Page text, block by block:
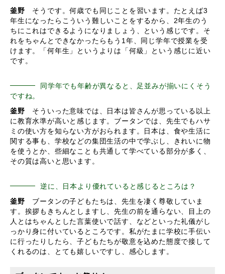
釜野 そうです。何歳でも同じことを習います。たとえば3
年生になったらこういう難しいことをするから、2年生のう
ちにこれはできるようになりましょう、という感じです。そ
れをちゃんとできなかったらもう1年、同じ学年で授業を受
けます。「何年生」というよりは「何級」という感じに近い
です。
同学年でも年齢が異なると、足並みが揃いにくそう
ですね。
釜野 そういった意味では、日本は皆さんが思っている以上
に教育水準が高いと感じます。ブータンでは、先生でもハサ
ミの使い方を知らない方がおられます。日本は、食や生活に
関する事も、学校などの集団生活の中で学ぶし、きれいに物
を使うとか、些細なことも共通して学べている部分が多く、
その質は高いと思います。
逆に、日本より優れていると感じるところは？
釜野 ブータンの子どもたちは、先生を凄く尊敬していま
す。挨拶もきちんとしますし、先生の前を通らない、目上の
人とはちゃんとした言葉使いで話す、などといった礼儀がし
っかり身に付いているところです。私がたまに学校に手伝い
に行ったりしたら、子どもたちが敬意を込めた態度で接して
くれるのは、とても嬉しいですし、感心します。